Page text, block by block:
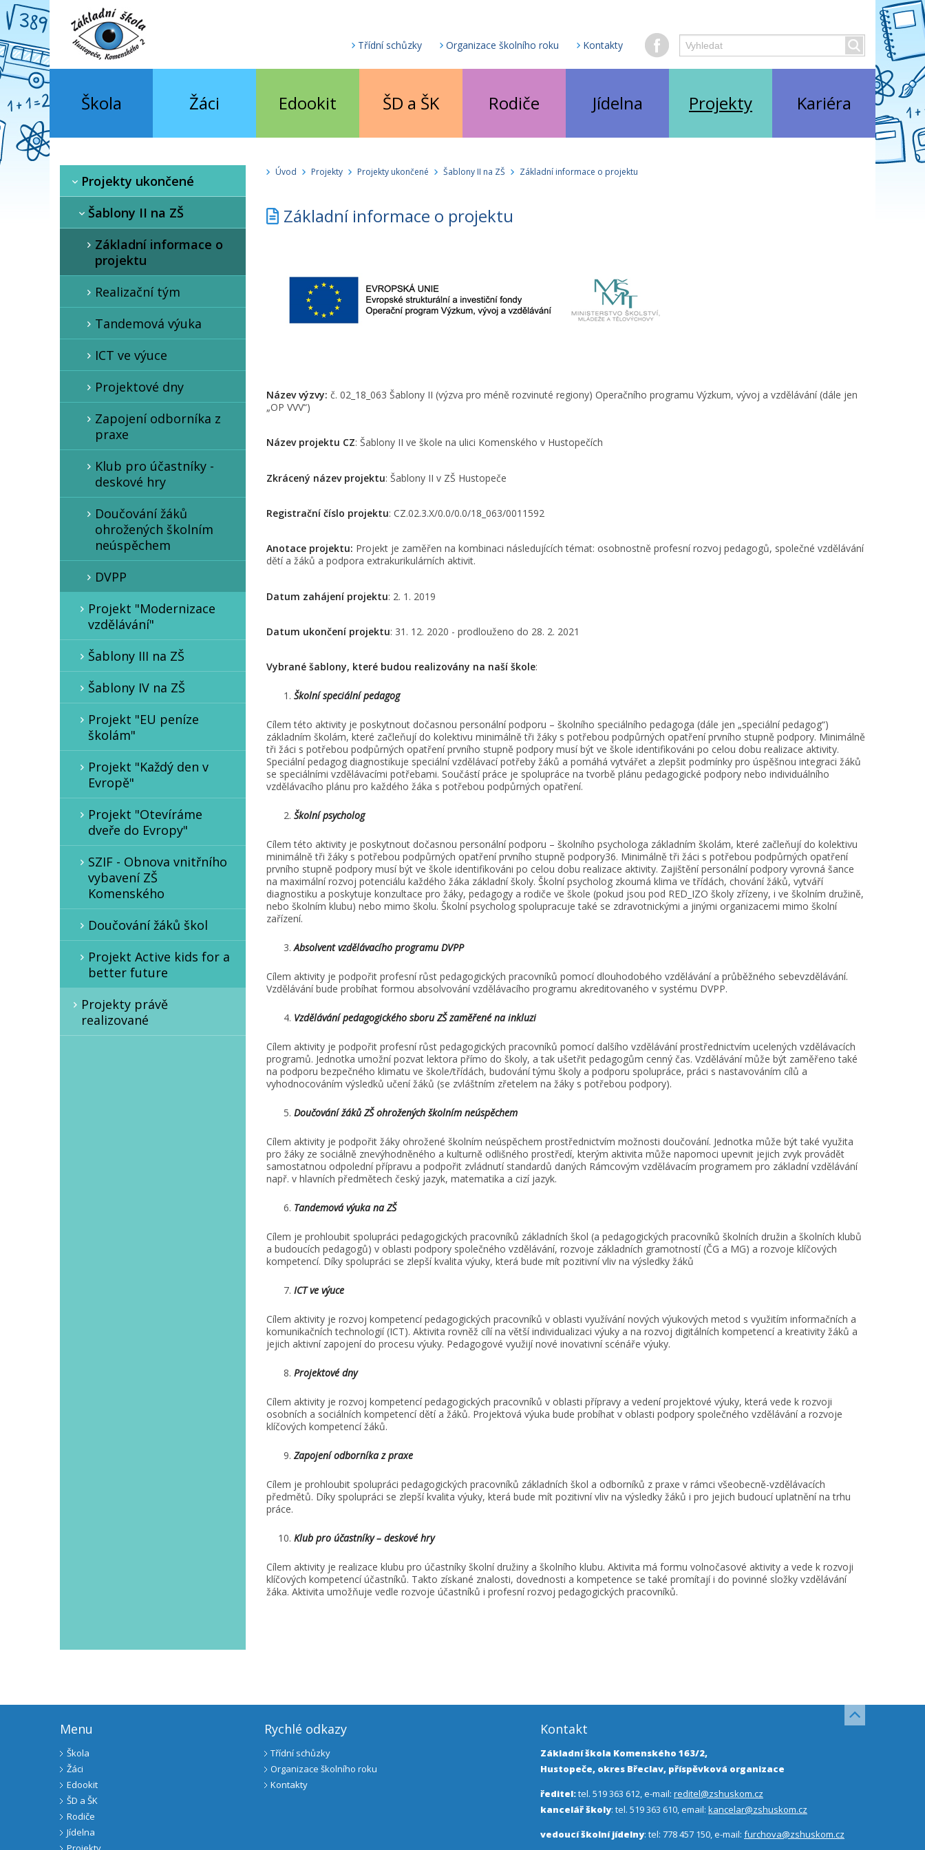
Třídní schůzky Organizace školního roku Kontakty
Hledaný
text
Vyhledat
Škola Žáci Edookit ŠD a ŠK Rodiče Jídelna Projekty Kariéra
Projekty ukončené
Šablony II na ZŠ
Základní informace o
projektu
Realizační tým
Tandemová výuka
ICT ve výuce
Projektové dny
Zapojení odborníka z
praxe
Klub pro účastníky -
deskové hry
Doučování žáků
ohrožených školním
neúspěchem
DVPP
Projekt "Modernizace
vzdělávání"
Šablony III na ZŠ
Šablony IV na ZŠ
Projekt "EU peníze
školám"
Projekt "Každý den v
Evropě"
Projekt "Otevíráme
dveře do Evropy"
SZIF - Obnova vnitřního
vybavení ZŠ
Komenského
Doučování žáků škol
Projekt Active kids for a
better future
Projekty právě
realizované
Úvod Projekty Projekty ukončené Šablony II na ZŠ Základní informace o projektu
Základní informace o projektu
Název výzvy: č. 02_18_063 Šablony II (výzva pro méně rozvinuté regiony) Operačního programu Výzkum, vývoj a vzdělávání (dále jen
„OP VVV“)
Název projektu CZ: Šablony II ve škole na ulici Komenského v Hustopečích
Zkrácený název projektu: Šablony II v ZŠ Hustopeče
Registrační číslo projektu: CZ.02.3.X/0.0/0.0/18_063/0011592
Anotace projektu: Projekt je zaměřen na kombinaci následujících témat: osobnostně profesní rozvoj pedagogů, společné vzdělávání
dětí a žáků a podpora extrakurikulárních aktivit.
Datum zahájení projektu: 2. 1. 2019
Datum ukončení projektu: 31. 12. 2020 - prodlouženo do 28. 2. 2021
Vybrané šablony, které budou realizovány na naší škole:
Školní speciální pedagog
Cílem této aktivity je poskytnout dočasnou personální podporu – školního speciálního pedagoga (dále jen „speciální pedagog“)
základním školám, které začleňují do kolektivu minimálně tři žáky s potřebou podpůrných opatření prvního stupně podpory. Minimálně
tři žáci s potřebou podpůrných opatření prvního stupně podpory musí být ve škole identifikováni po celou dobu realizace aktivity.
Speciální pedagog diagnostikuje speciální vzdělávací potřeby žáků a pomáhá vytvářet a zlepšit podmínky pro úspěšnou integraci žáků
se speciálními vzdělávacími potřebami. Součástí práce je spolupráce na tvorbě plánu pedagogické podpory nebo individuálního
vzdělávacího plánu pro každého žáka s potřebou podpůrných opatření.
Školní psycholog
Cílem této aktivity je poskytnout dočasnou personální podporu – školního psychologa základním školám, které začleňují do kolektivu
minimálně tři žáky s potřebou podpůrných opatření prvního stupně podpory36. Minimálně tři žáci s potřebou podpůrných opatření
prvního stupně podpory musí být ve škole identifikováni po celou dobu realizace aktivity. Zajištění personální podpory vyrovná šance
na maximální rozvoj potenciálu každého žáka základní školy. Školní psycholog zkoumá klima ve třídách, chování žáků, vytváří
diagnostiku a poskytuje konzultace pro žáky, pedagogy a rodiče ve škole (pokud jsou pod RED_IZO školy zřízeny, i ve školním družině,
nebo školním klubu) nebo mimo školu. Školní psycholog spolupracuje také se zdravotnickými a jinými organizacemi mimo školní
zařízení.
Absolvent vzdělávacího programu DVPP
Cílem aktivity je podpořit profesní růst pedagogických pracovníků pomocí dlouhodobého vzdělávání a průběžného sebevzdělávání.
Vzdělávání bude probíhat formou absolvování vzdělávacího programu akreditovaného v systému DVPP.
Vzdělávání pedagogického sboru ZŠ zaměřené na inkluzi
Cílem aktivity je podpořit profesní růst pedagogických pracovníků pomocí dalšího vzdělávání prostřednictvím ucelených vzdělávacích
programů. Jednotka umožní pozvat lektora přímo do školy, a tak ušetřit pedagogům cenný čas. Vzdělávání může být zaměřeno také
na podporu bezpečného klimatu ve škole/třídách, budování týmu školy a podporu spolupráce, práci s nastavováním cílů a
vyhodnocováním výsledků učení žáků (se zvláštním zřetelem na žáky s potřebou podpory).
Doučování žáků ZŠ ohrožených školním neúspěchem
Cílem aktivity je podpořit žáky ohrožené školním neúspěchem prostřednictvím možnosti doučování. Jednotka může být také využita
pro žáky ze sociálně znevýhodněného a kulturně odlišného prostředí, kterým aktivita může napomoci upevnit jejich zvyk provádět
samostatnou odpolední přípravu a podpořit zvládnutí standardů daných Rámcovým vzdělávacím programem pro základní vzdělávání
např. v hlavních předmětech český jazyk, matematika a cizí jazyk.
Tandemová výuka na ZŠ
Cílem je prohloubit spolupráci pedagogických pracovníků základních škol (a pedagogických pracovníků školních družin a školních klubů
a budoucích pedagogů) v oblasti podpory společného vzdělávání, rozvoje základních gramotností (ČG a MG) a rozvoje klíčových
kompetencí. Díky spolupráci se zlepší kvalita výuky, která bude mít pozitivní vliv na výsledky žáků
ICT ve výuce
Cílem aktivity je rozvoj kompetencí pedagogických pracovníků v oblasti využívání nových výukových metod s využitím informačních a
komunikačních technologií (ICT). Aktivita rovněž cílí na větší individualizaci výuky a na rozvoj digitálních kompetencí a kreativity žáků a
jejich aktivní zapojení do procesu výuky. Pedagogové využijí nové inovativní scénáře výuky.
Projektové dny
Cílem aktivity je rozvoj kompetencí pedagogických pracovníků v oblasti přípravy a vedení projektové výuky, která vede k rozvoji
osobních a sociálních kompetencí dětí a žáků. Projektová výuka bude probíhat v oblasti podpory společného vzdělávání a rozvoje
klíčových kompetencí žáků.
Zapojení odborníka z praxe
Cílem je prohloubit spolupráci pedagogických pracovníků základních škol a odborníků z praxe v rámci všeobecně-vzdělávacích
předmětů. Díky spolupráci se zlepší kvalita výuky, která bude mít pozitivní vliv na výsledky žáků i pro jejich budoucí uplatnění na trhu
práce.
Klub pro účastníky – deskové hry
Cílem aktivity je realizace klubu pro účastníky školní družiny a školního klubu. Aktivita má formu volnočasové aktivity a vede k rozvoji
klíčových kompetencí účastníků. Takto získané znalosti, dovednosti a kompetence se také promítají i do povinné složky vzdělávání
žáka. Aktivita umožňuje vedle rozvoje účastníků i profesní rozvoj pedagogických pracovníků.
Menu
Škola
Žáci
Edookit
ŠD a ŠK
Rodiče
Jídelna
Rychlé odkazy
Třídní schůzky
Organizace školního roku
Kontakty
Kontakt
Základní škola Komenského 163/2,
Hustopeče, okres Břeclav, příspěvková organizace
ředitel:tel. 519 363 612, e-mail: reditel@zshuskom.cz
kancelář školy: tel. 519 363 610, email: kancelar@zshuskom.cz
vedoucí školní jídelny: tel: 778 457 150, e-mail: furchova@zshuskom.cz